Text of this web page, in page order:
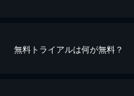
無料トライアルは何が無料？